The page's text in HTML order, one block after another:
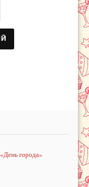
«День города»